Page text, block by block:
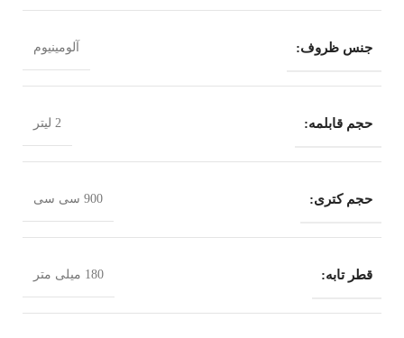
جنس ظروف: آلومینیوم
حجم قابلمه: 2 لیتر
حجم کتری: 900 سی سی
قطر تابه: 180 میلی متر